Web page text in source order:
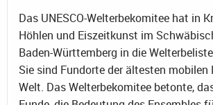
Das UNESCO-Welterbekomitee hat in
Höhlen und Eiszeitkunst im
Baden-Württemberg in die
Sie sind Fundorte der ältesten mobilen
Welt. Das Welterbekomitee betonte,